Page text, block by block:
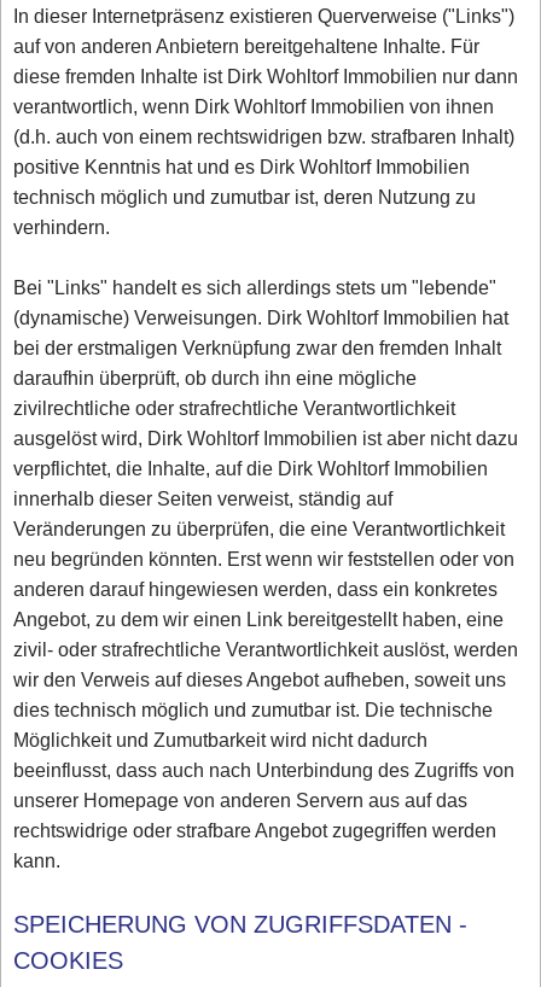
In dieser Internetpräsenz existieren Querverweise ("Links")
auf von anderen Anbietern bereitgehaltene Inhalte. Für
diese fremden Inhalte ist Dirk Wohltorf Immobilien nur dann
verantwortlich, wenn Dirk Wohltorf Immobilien von ihnen
(d.h. auch von einem rechtswidrigen bzw. strafbaren Inhalt)
positive Kenntnis hat und es Dirk Wohltorf Immobilien
technisch möglich und zumutbar ist, deren Nutzung zu
verhindern.
Bei "Links" handelt es sich allerdings stets um "lebende"
(dynamische) Verweisungen. Dirk Wohltorf Immobilien hat
bei der erstmaligen Verknüpfung zwar den fremden Inhalt
daraufhin überprüft, ob durch ihn eine mögliche
zivilrechtliche oder strafrechtliche Verantwortlichkeit
ausgelöst wird, Dirk Wohltorf Immobilien ist aber nicht dazu
verpflichtet, die Inhalte, auf die Dirk Wohltorf Immobilien
innerhalb dieser Seiten verweist, ständig auf
Veränderungen zu überprüfen, die eine Verantwortlichkeit
neu begründen könnten. Erst wenn wir feststellen oder von
anderen darauf hingewiesen werden, dass ein konkretes
Angebot, zu dem wir einen Link bereitgestellt haben, eine
zivil- oder strafrechtliche Verantwortlichkeit auslöst, werden
wir den Verweis auf dieses Angebot aufheben, soweit uns
dies technisch möglich und zumutbar ist. Die technische
Möglichkeit und Zumutbarkeit wird nicht dadurch
beeinflusst, dass auch nach Unterbindung des Zugriffs von
unserer Homepage von anderen Servern aus auf das
rechtswidrige oder strafbare Angebot zugegriffen werden
kann.
SPEICHERUNG VON ZUGRIFFSDATEN -
COOKIES